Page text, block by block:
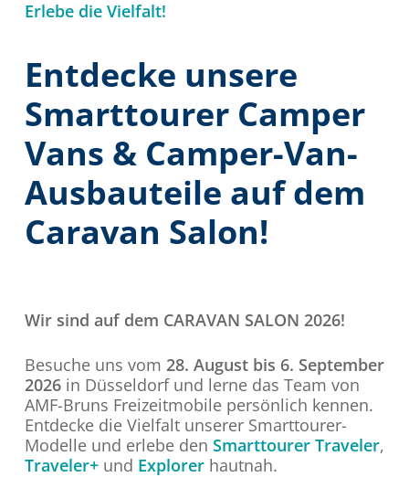
Erlebe die Vielfalt!
Entdecke unsere
Smarttourer Camper
Vans & Camper-Van-
Ausbauteile auf dem
Caravan Salon!
Wir sind auf dem CARAVAN SALON 2026!
Besuche uns vom 28. August bis 6. September
2026in Düsseldorf und lerne das Team von
AMF-Bruns Freizeitmobile persönlich kennen.
Entdecke die Vielfalt unserer Smarttourer-
Modelle und erlebe den Smarttourer Traveler,
Traveler+und Explorer hautnah.